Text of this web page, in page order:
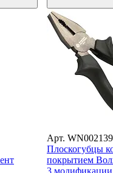
Арт.
Плоскогубцы
покрытием
3 модификации